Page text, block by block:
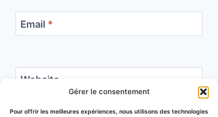
Gérer le consentement
Pour offrir les meilleures expériences, nous utilisons des technologies
Email *
Website
Save my name, email, and website in this